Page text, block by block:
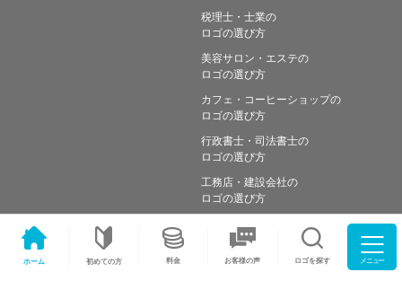
ホーム 初めての方 料金 お客様の声 ロゴを探す メニュー
税理士・士業の
ロゴの選び方
美容サロン・エステの
ロゴの選び方
カフェ・コーヒーショップの
ロゴの選び方
行政書士・司法書士の
ロゴの選び方
工務店・建設会社の
ロゴの選び方
Copyright © Simple works Inc. All Rights Reserved.